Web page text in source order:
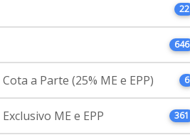
22
646
a Parte (25% ME e EPP) 6
ME e EPP 361